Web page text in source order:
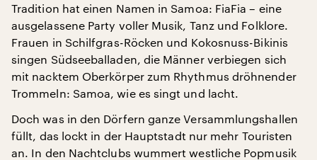
Tradition hat einen Namen in Samoa: FiaFia – eine
ausgelassene Party voller Musik, Tanz und Folklore.
Frauen in Schilfgras-Röcken und Kokosnuss-Bikinis
singen Südseeballaden, die Männer verbiegen sich
mit nacktem Oberkörper zum Rhythmus dröhnender
Trommeln: Samoa, wie es singt und lacht.
Doch was in den Dörfern ganze Versammlungshallen
füllt, das lockt in der Hauptstadt nur mehr Touristen
an. In den Nachtclubs wummert westliche Popmusik